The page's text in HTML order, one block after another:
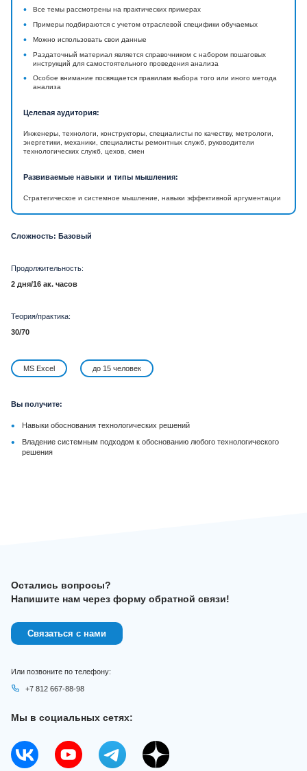
• Все темы рассмотрены на практических примерах
• Примеры подбираются с учетом отраслевой специфики обучаемых
• Можно использовать свои данные
•
Раздаточный материал является справочником с набором пошаговых
инструкций для самостоятельного проведения анализа
•
Особое внимание посвящается правилам выбора того или иного метода
анализа
Целевая аудитория:
Инженеры, технологи, конструкторы, специалисты по качеству, метрологи,
энергетики, механики, специалисты ремонтных служб, руководители
технологических служб, цехов, смен
Развиваемые навыки и типы мышления:
Стратегическое и системное мышление, навыки эффективной аргументации
Сложность: Базовый
Продолжительность:
2 дня/16 ак. часов
Теория/практика:
30/70
MS Excel до 15 человек
Вы получите:
• Навыки обоснования технологических решений
•
Владение системным подходом к обоснованию любого технологического
решения
Остались вопросы?
Напишите нам через форму обратной связи!
Связаться с нами
Или позвоните по телефону:
+7 812 667-88-98
Мы в социальных сетях: